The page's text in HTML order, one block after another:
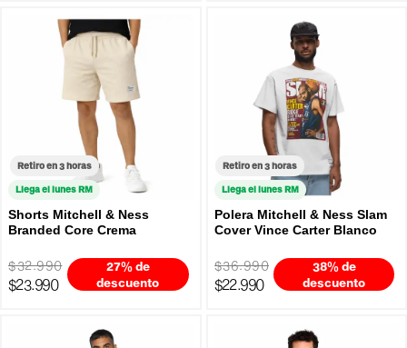
Retiro en 3 horas
Llega el lunes RM
Shorts Mitchell & Ness
Branded Core Crema
$32.990
$23.990
27% de
descuento
Retiro en 3 horas
Llega el lunes RM
Polera Mitchell & Ness Slam
Cover Vince Carter Blanco
$36.990
$22.990
38% de
descuento